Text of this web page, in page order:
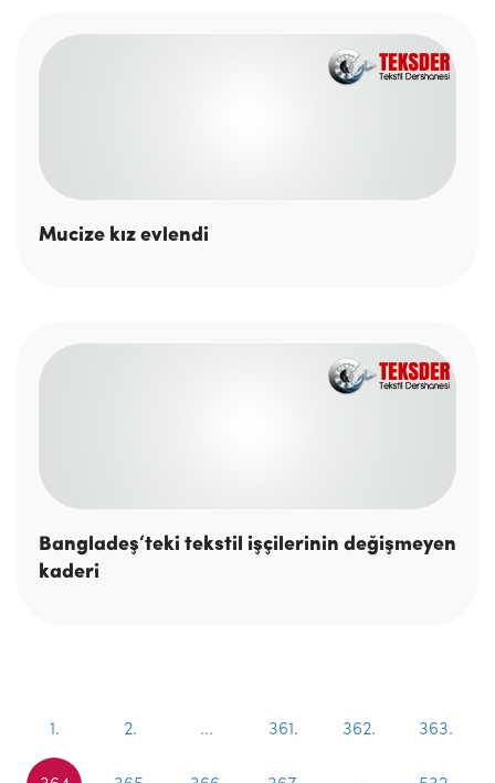
Mucize kız evlendi
Bangladeş‘teki tekstil işçilerinin değişmeyen
kaderi
1. 2. ... 361. 362. 363.